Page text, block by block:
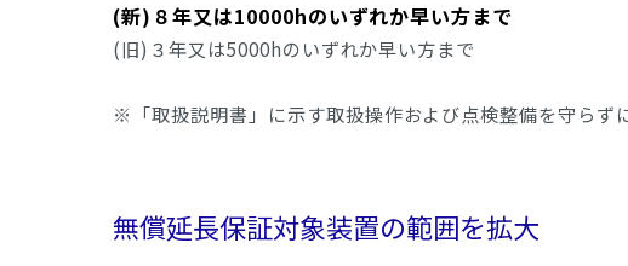
(新)８年又は10000hのいずれか早い方まで
(旧)３年又は5000hのいずれか早い方まで
※「取扱説明書」に示す取扱操作および点検整備を守らず
無償延長保証対象装置の範囲を拡大